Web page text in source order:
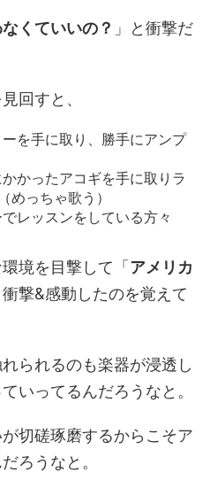
くていいの？ 」と衝撃だ
回すと、
を手に取り、勝手にアンプ
かったアコギを手に取りラ
めっちゃ歌う）
レッスンをしている方々
境を目撃して「 アメリカ
衝撃&感動したのを覚えて
られるのも楽器が浸透し
いってるんだろうなと。
切磋琢磨するからこそア
ろうなと。